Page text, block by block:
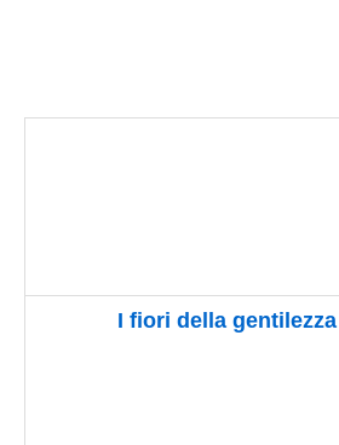
I fiori della gentilezza